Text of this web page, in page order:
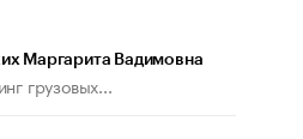
Маргарита Вадимовна
грузовых...